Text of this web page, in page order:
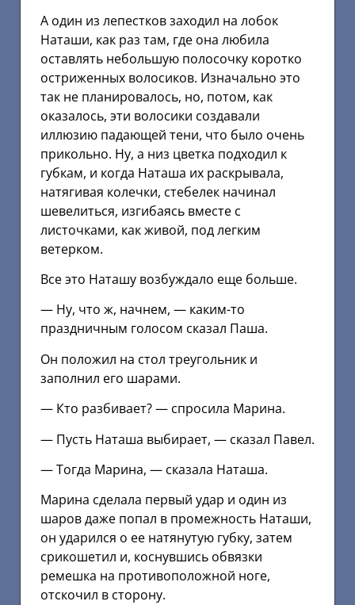
А один из лепестков заходил на лобок
Наташи, как раз там, где она любила
оставлять небольшую полосочку коротко
остриженных волосиков. Изначально это
так не планировалось, но, потом, как
оказалось, эти волосики создавали
иллюзию падающей тени, что было очень
прикольно. Ну, а низ цветка подходил к
губкам, и когда Наташа их раскрывала,
натягивая колечки, стебелек начинал
шевелиться, изгибаясь вместе с
листочками, как живой, под легким
ветерком.
Все это Наташу возбуждало еще больше.
— Ну, что ж, начнем, — каким-то
праздничным голосом сказал Паша.
Он положил на стол треугольник и
заполнил его шарами.
— Кто разбивает? — спросила Марина.
— Пусть Наташа выбирает, — сказал Павел.
— Тогда Марина, — сказала Наташа.
Марина сделала первый удар и один из
шаров даже попал в промежность Наташи,
он ударился о ее натянутую губку, затем
срикошетил и, коснувшись обвязки
ремешка на противоположной ноге,
отскочил в сторону.